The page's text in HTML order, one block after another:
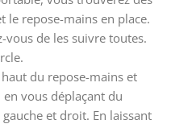
le repose-mains en place.
vous de les suivre toutes.
du repose-mains et
vous déplaçant du
et droit. En laissant